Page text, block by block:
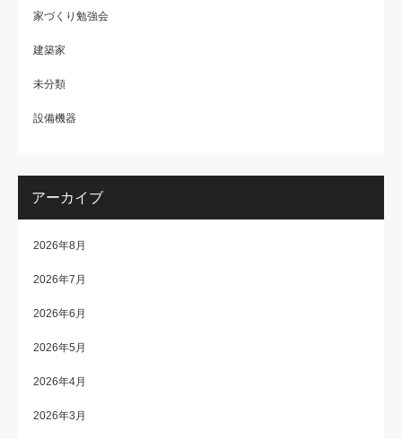
家づくり勉強会
建築家
未分類
設備機器
アーカイブ
2026年8月
2026年7月
2026年6月
2026年5月
2026年4月
2026年3月